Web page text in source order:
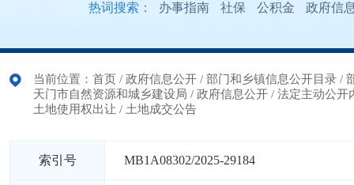
热词搜索： 办事指南 社保 公积金 政府信
当前位置： 首页 / 政府信息公开 / 部门和乡镇信息公开目录 /
天门市自然资源和城乡建设局 / 政府信息公开 / 法定主动公开
土地使用权出让 / 土地成交公告
索引号 MB1A08302/2025-29184